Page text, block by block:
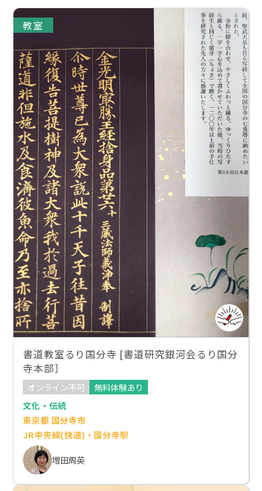
教室
書道教室るり国分寺 [書道研究銀河会るり国分
寺本部］
オンライン不可
無料体験あり
文化・伝統
東京都 国分寺市
JR中央線(快速)・国分寺駅
増田周英